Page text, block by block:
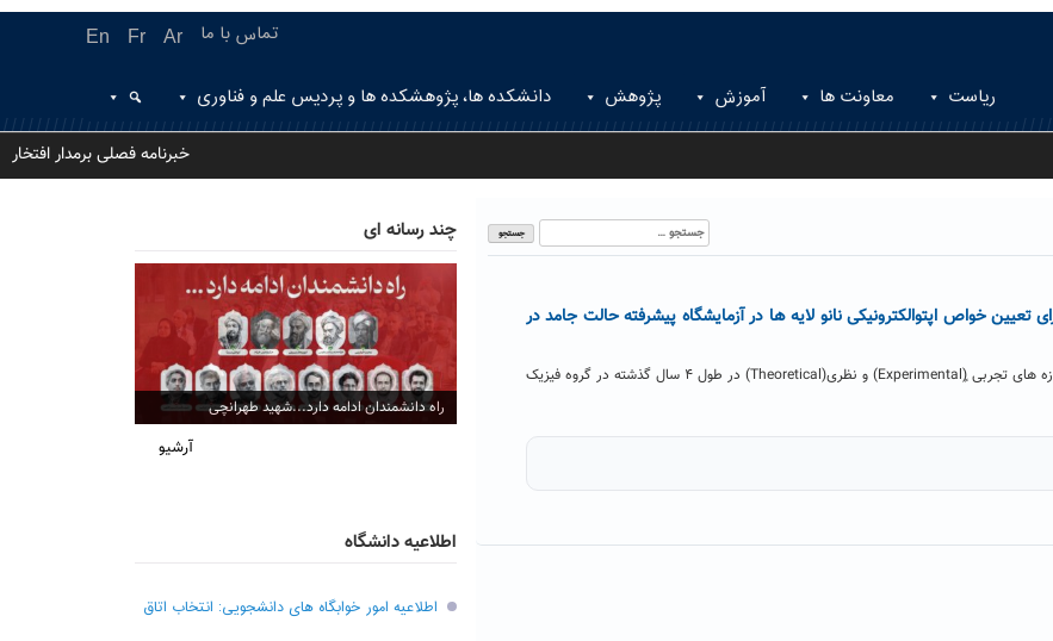
En Fr Ar تماس با ما
ریاست معاونت ها آموزش پژوهش دانشکده ها، پژوهشکده ها و پردیس علم و فناوری
خبرنامه فصلی برمدار افتخار
جستجو
برای:
تعیین خواص اپتوالکترونیکی نانو لایه ها در آزمایشگاه پیشرفته حالت جامد در
طی انجام پژوهش های سنگین در حوزه های تجربی (Experimentalٍ) و نظری(Theoretical) در طول ۴ سال گذشته در گروه فیزیک
چند رسانه ای
راه دانشمندان ادامه دارد...شهید طهرانچی
آرشیو
اطلاعیه دانشگاه
اطلاعیه امور خوابگاه های دانشجویی: انتخاب اتاق